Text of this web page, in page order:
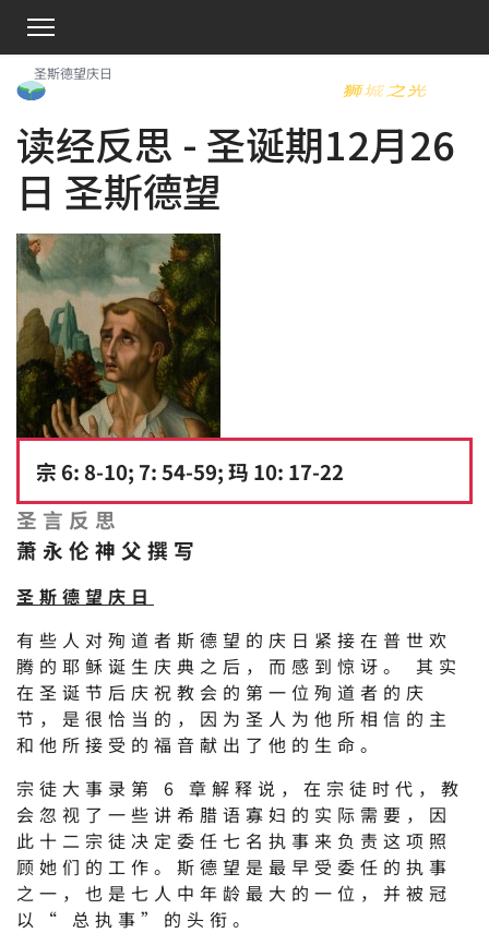
圣斯德望庆日
读经反思 - 圣诞期12月26
日 圣斯德望
宗 6: 8-10; 7: 54-59; 玛 10: 17-22
圣言反思
萧永伦神父撰写
圣斯德望庆日
有些人对殉道者斯德望的庆日紧接在普世欢
腾的耶稣诞生庆典之后，而感到惊讶。 其实
在圣诞节后庆祝教会的第一位殉道者的庆
节，是很恰当的，因为圣人为他所相信的主
和他所接受的福音献出了他的生命。
宗徒大事录第 6 章解释说，在宗徒时代，教
会忽视了一些讲希腊语寡妇的实际需要，因
此十二宗徒决定委任七名执事来负责这项照
顾她们的工作。斯德望是最早受委任的执事
之一，也是七人中年龄最大的一位，并被冠
以“ 总执事”的头衔。